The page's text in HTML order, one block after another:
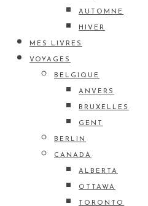
AUTOMNE
HIVER
MES LIVRES
VOYAGES
BELGIQUE
ANVERS
BRUXELLES
GENT
BERLIN
CANADA
ALBERTA
OTTAWA
TORONTO